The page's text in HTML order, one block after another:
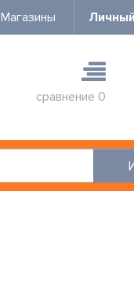
Магазины
сравнение 0